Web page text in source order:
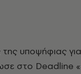
υποψήφιας
στο Deadline